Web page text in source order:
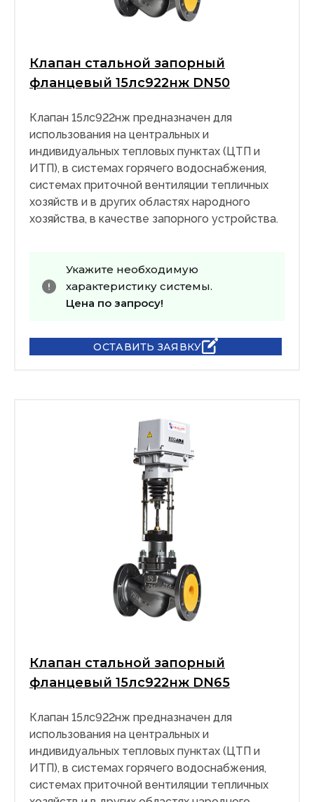
Клапан стальной запорный
фланцевый 15лс922нж DN50
Клапан 15лс922нж предназначен для
использования на центральных и
индивидуальных тепловых пунктах (ЦТП и
ИТП), в системах горячего водоснабжения,
системах приточной вентиляции тепличных
хозяйств и в других областях народного
хозяйства, в качестве запорного устройства.
Укажите необходимую
характеристику системы.
Цена по запросу!
ОСТАВИТЬ ЗАЯВКУ
Клапан стальной запорный
фланцевый 15лс922нж DN65
Клапан 15лс922нж предназначен для
использования на центральных и
индивидуальных тепловых пунктах (ЦТП и
ИТП), в системах горячего водоснабжения,
системах приточной вентиляции тепличных